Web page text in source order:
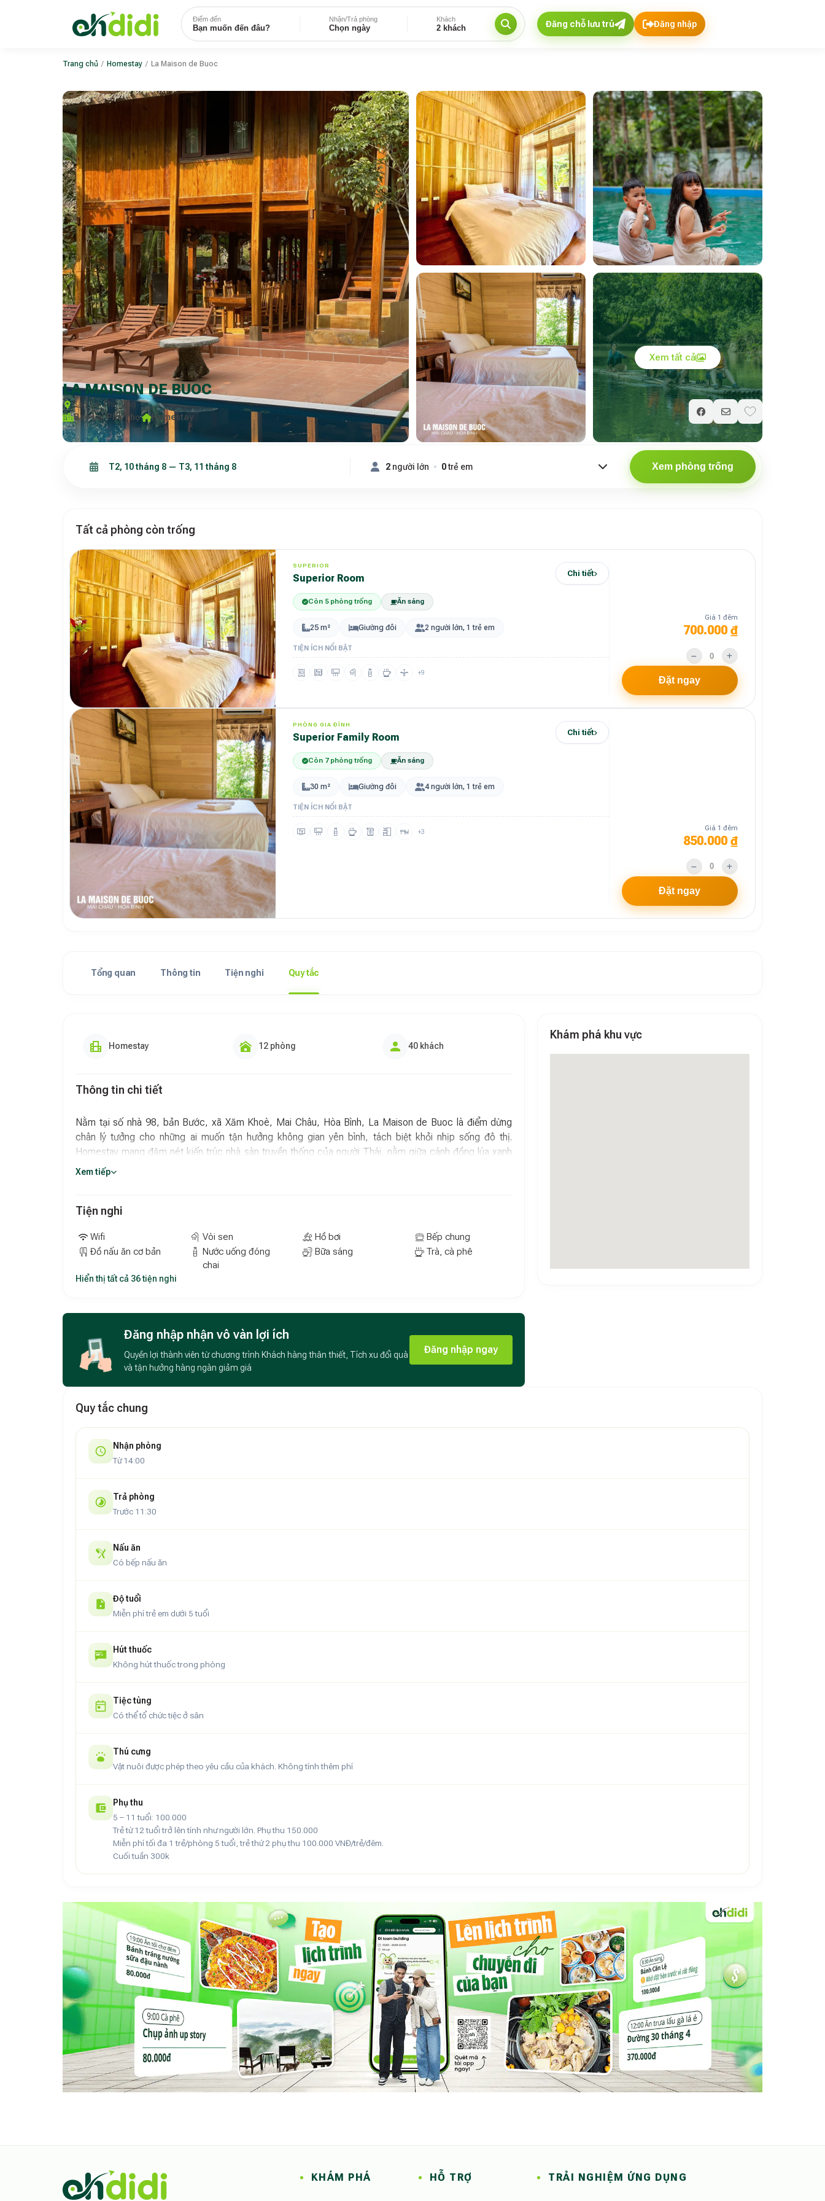
Điểm đến
Bạn muốn đến đâu?
Nhận/Trả phòng
Chọn ngày
Khách
2 khách Đăng chỗ lưu trú Đăng nhập
Trang chủ / Homestay / La Maison de Buoc
Xem tất cả
LA MAISON DE BUOC
Bao La, Phú Thọ
Bao La, Phú Thọ· Homestay
Giá chỉ từ
700.000₫/ đêm
2 người lớn 0trẻ em Xem phòng trống
Tất cả phòng còn trống
SUPERIOR
Superior Room Chi tiết
Còn 5 phòng trống Ăn sáng
25 m² Giường đôi 2 người lớn, 1 trẻ em
TIỆN ÍCH NỔI BẬT
+9
Giá 1 đêm
700.000 ₫
Đặt ngay
PHÒNG GIA ĐÌNH
Superior Family Room Chi tiết
Còn 7 phòng trống Ăn sáng
30 m² Giường đôi 4 người lớn, 1 trẻ em
TIỆN ÍCH NỔI BẬT
+3 Giá 1 đêm
850.000 ₫
Đặt ngay
Tổng quan Thông tin Tiện nghi Quy tắc
Homestay 12 phòng 40 khách
Thông tin chi tiết
Nằm tại số nhà 98, bản Bước, xã Xăm Khoè, Mai Châu, Hòa Bình, La Maison de Buoc là điểm dừng
chân lý tưởng cho những ai muốn tận hưởng không gian yên bình, tách biệt khỏi nhịp sống đô thị.
Homestay mang đậm nét kiến trúc nhà sàn truyền thống của người Thái, nằm giữa cánh đồng lúa xanh
mướt, núi non hùng vĩ và dòng suối trong lành, mang đến trải nghiệm nghỉ dưỡng mộc mạc nhưng vẫn
Không chỉ có không gian thư thái, La Maison de Buoc còn là nơi để bạn khám phá ẩm thực Tây Bắc với
những món đặc sản như cơm lam, gà đồi nướng, cá suối, măng rừng xào… Mỗi bữa ăn tại đây không chỉ
ngon miệng mà còn giúp bạn cảm nhận được hương vị bản làng đích thực.
Bên cạnh đó, du khách có thể tham gia nhiều hoạt động thú vị như đạp xe quanh bản làng, trekking
khám phá núi rừng, tắm suối, giao lưu văn hóa cùng người dân địa phương. Những trải nghiệm này sẽ
Với không gian yên tĩnh, ẩm thực đặc sắc, dịch vụ chu đáo và những trải nghiệm độc đáo, La Maison de
Buoc chắc chắn sẽ là nơi mang đến cho bạn những khoảnh khắc đáng nhớ tại Mai Châu.
Xem tiếp
Tiện nghi
Wifi Vòi sen Hồ bơi
Bếp chung
Đồ nấu ăn cơ bản
Nước uống đóng
chai
Bữa sáng Trà, cà phê
Hiển thị tất cả 36 tiện nghi
Đăng nhập nhận vô vàn lợi ích
Quyền lợi thành viên từ chương trình Khách hàng thân thiết, Tích xu đổi quà
và tận hưởng hàng ngàn giảm giá
Đăng nhập ngay
Khám phá khu vực
Quy tắc chung
Nhận phòng
Từ 14:00
Trả phòng
Trước 11:30
Nấu ăn
Có bếp nấu ăn
Độ tuổi
Miễn phí trẻ em dưới 5 tuổi
Hút thuốc
Không hút thuốc trong phòng
Tiệc tùng
Có thể tổ chức tiệc ở sân
Thú cưng
Vật nuôi được phép theo yêu cầu của khách. Không tính thêm phí
Phụ thu
5 – 11 tuổi: 100.000
Trẻ từ 12 tuổi trở lên tính như người lớn. Phụ thu 150.000
Miễn phí tối đa 1 trẻ/phòng 5 tuổi, trẻ thứ 2 phụ thu 100.000 VNĐ/trẻ/đêm.
KHÁM PHÁ HỖ TRỢ TRẢI NGHIỆM ỨNG DỤNG